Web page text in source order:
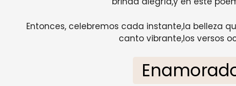
Entonces, celebremos cada instante,la belleza
canto vibrante,los versos